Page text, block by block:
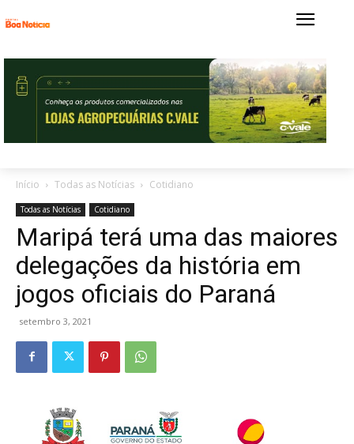
Início Todas as Notícias Cotidiano
Todas as Notícias Cotidiano
Maripá terá uma das maiores
delegações da história em
jogos oficiais do Paraná
setembro 3, 2021